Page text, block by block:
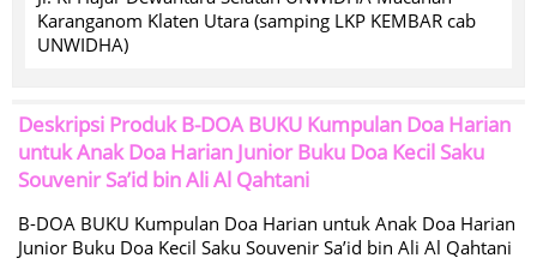
Karanganom Klaten Utara (samping LKP KEMBAR cab
UNWIDHA)
Deskripsi ProdukB-DOA BUKU Kumpulan Doa Harian
untuk Anak Doa Harian Junior Buku Doa Kecil Saku
Souvenir Sa’id bin Ali Al Qahtani
B-DOA BUKU Kumpulan Doa Harian untuk Anak Doa Harian
Junior Buku Doa Kecil Saku Souvenir Sa’id bin Ali Al Qahtani